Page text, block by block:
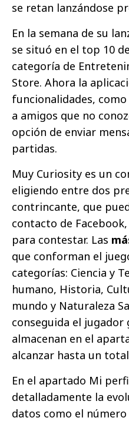
se retan lanzándose
En la semana de su
se situó en el top 10
categoría de
Store. Ahora la
funcionalidades,
a amigos que no
opción de enviar
partidas.
Muy Curiosity es un
eligiendo entre dos
contrincante, que
contacto de
para contestar. Las
que conforman el
categorías: Ciencia y
humano, Historia,
mundo y Naturaleza
conseguida el jugador
almacenan en el
alcanzar hasta un
En el apartado Mi
detalladamente la
datos como el